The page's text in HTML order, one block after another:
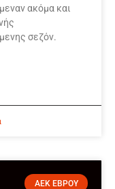
ακόμα και
σεζόν.
ΑΕΚ ΕΒΡΟΥ